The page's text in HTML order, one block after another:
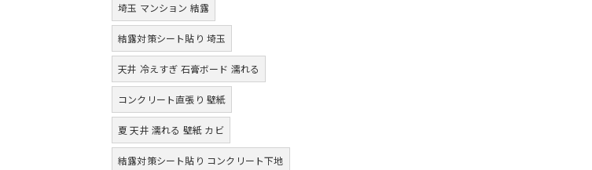
埼玉 マンション 結露
結露対策シート貼り 埼玉
天井 冷えすぎ 石膏ボード 濡れる
コンクリート直張り 壁紙
夏 天井 濡れる 壁紙 カビ
結露対策シート貼り コンクリート下地